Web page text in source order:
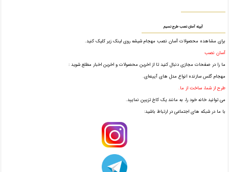
آیینه آسان نصب طرح نسیم
برای مشاهده محصولات آسان نصب مهجام شیشه روی لینک زیر کلیک کنید.
آسان نصب
ما را در صفحات مجازی دنبال کنید تا از اخرین محصولات و اخرین اخبار مطلع شوید :
مهجام گلس سازنده انواع مدل های آیینه‌ای.
طرح از شما، ساخت از ما.
می توانید خانه خود را، به مانند یک کاخ تزیین نمایید.
با ما در شبکه های اجتماعی در ارتباط باشید: